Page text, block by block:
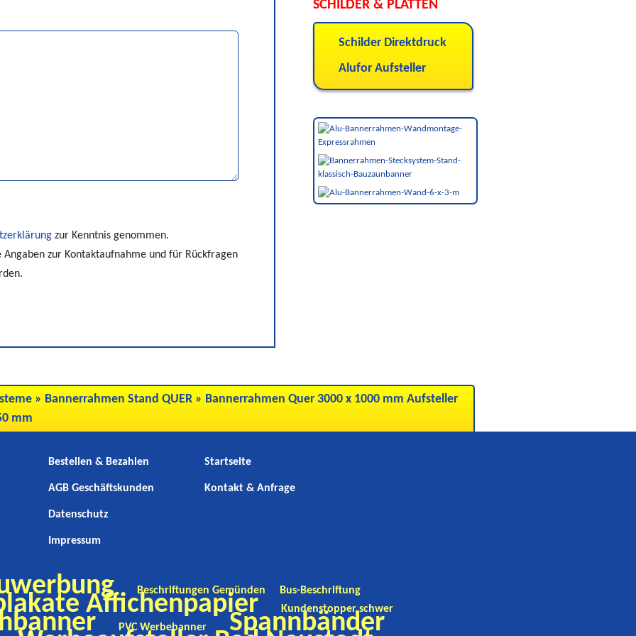
€
zur Kenntnis genommen.
Angaben zur Kontaktaufnahme und für Rückfragen
SCHILDER & PLATTEN
Schilder Direktdruck
Alufor Aufsteller
» Bannerrahmen Stand QUER » Bannerrahmen Quer 3000 x 1000 mm Aufsteller
mm
Bestellen & Bezahlen
AGB Geschäftskunden
Datenschutz
Impressum
Startseite
Kontakt & Anfrage
Beschriftungen Gemünden Bus-Beschriftung
Affichenpapier Kundenstopper schwer
PVC Werbebanner Spannbänder